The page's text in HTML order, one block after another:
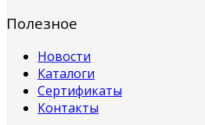
Полезное
Новости
Каталоги
Сертификаты
Контакты